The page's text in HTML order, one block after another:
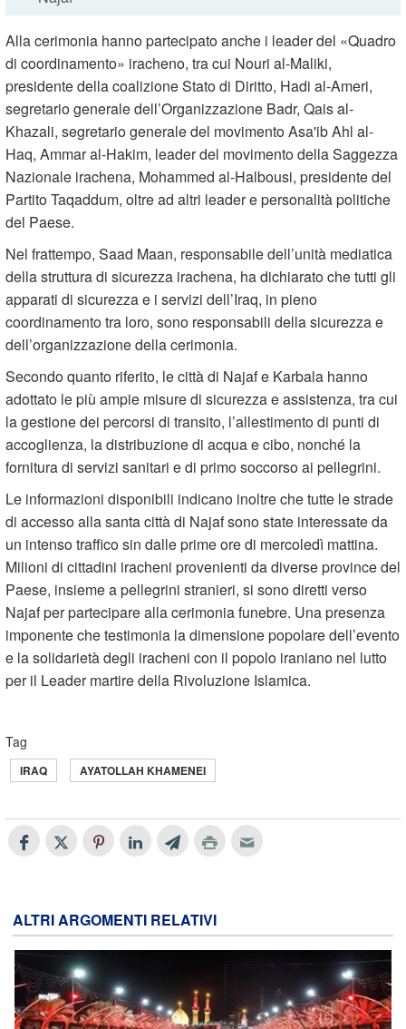
Alla cerimonia hanno partecipato anche i leader del «Quadro
di coordinamento» iracheno, tra cui Nouri al-Maliki,
presidente della coalizione Stato di Diritto, Hadi al-Ameri,
segretario generale dell’Organizzazione Badr, Qais al-
Khazali, segretario generale del movimento Asa'ib Ahl al-
Haq, Ammar al-Hakim, leader del movimento della Saggezza
Nazionale irachena, Mohammed al-Halbousi, presidente del
Partito Taqaddum, oltre ad altri leader e personalità politiche
del Paese.
Nel frattempo, Saad Maan, responsabile dell’unità mediatica
della struttura di sicurezza irachena, ha dichiarato che tutti gli
apparati di sicurezza e i servizi dell’Iraq, in pieno
coordinamento tra loro, sono responsabili della sicurezza e
dell’organizzazione della cerimonia.
Secondo quanto riferito, le città di Najaf e Karbala hanno
adottato le più ampie misure di sicurezza e assistenza, tra cui
la gestione dei percorsi di transito, l’allestimento di punti di
accoglienza, la distribuzione di acqua e cibo, nonché la
fornitura di servizi sanitari e di primo soccorso ai pellegrini.
Le informazioni disponibili indicano inoltre che tutte le strade
di accesso alla santa città di Najaf sono state interessate da
un intenso traffico sin dalle prime ore di mercoledì mattina.
Milioni di cittadini iracheni provenienti da diverse province del
Paese, insieme a pellegrini stranieri, si sono diretti verso
Najaf per partecipare alla cerimonia funebre. Una presenza
imponente che testimonia la dimensione popolare dell’evento
e la solidarietà degli iracheni con il popolo iraniano nel lutto
per il Leader martire della Rivoluzione Islamica.
Tag
IRAQ AYATOLLAH KHAMENEI
ALTRI ARGOMENTI RELATIVI